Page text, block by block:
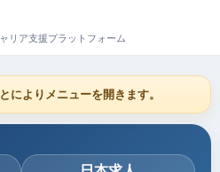
リア支援プラットフォーム
によりメニューを開きます。